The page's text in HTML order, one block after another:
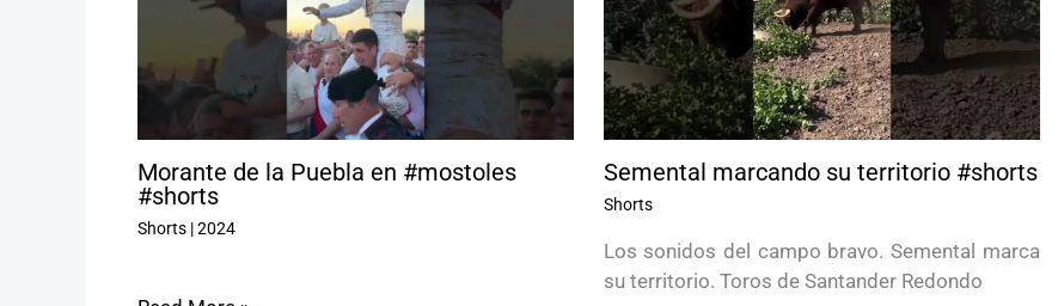
Morante de la Puebla en #mostoles
#shorts
Shorts|2024
Semental marcando su territorio #shorts
Shorts
Los sonidos del campo bravo. Semental marca
su territorio. Toros de Santander Redondo